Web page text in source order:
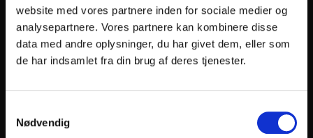
website med vores partnere inden for sociale medier og
analysepartnere. Vores partnere kan kombinere disse
data med andre oplysninger, du har givet dem, eller som
de har indsamlet fra din brug af deres tjenester.
Nødvendig
Kizito Ahams(NG)
Kle Savidge(GB)